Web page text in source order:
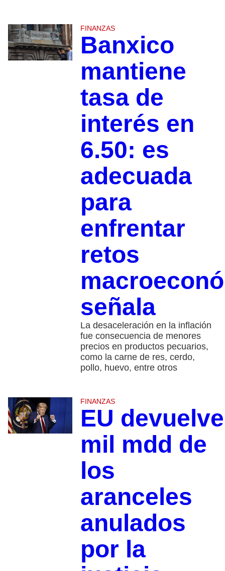
FINANZAS
Banxico
mantiene
tasa de
interés en
6.50: es
adecuada
para
enfrentar
retos
señala
La desaceleración en la inflación
fue consecuencia de menores
precios en productos pecuarios,
como la carne de res, cerdo,
pollo, huevo, entre otros
FINANZAS
EU
mil mdd de
los
aranceles
anulados
por la